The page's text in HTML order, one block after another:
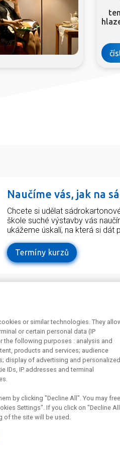
Naučíme vás, jak na
Chcete si udělat
škole suché výstavby vás
ukážeme úskalí, na která si dát
Termíny kurzů
or similar technologies. They
or certain personal data (IP
the following purposes : analysis and
products and services; audience
display of advertising and personalized
IDs, IP addresses and terminal
by clicking "Decline All". You may
Settings". If you click on "Decline
of the site will be used.